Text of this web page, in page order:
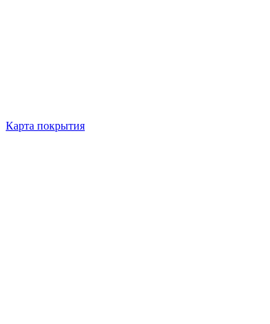
Карта покрытия